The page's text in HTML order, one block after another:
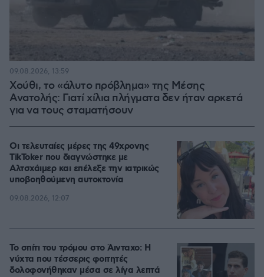
Χούθι, το «άλυτο πρόβλημα» της Μέσης
Ανατολής: Γιατί χίλια πλήγματα δεν ήταν αρκετά
για να τους σταματήσουν
09.08.2026, 13:59
Οι τελευταίες μέρες της 49χρονης
TikToker που διαγνώστηκε με
Αλτσχάιμερ και επέλεξε την ιατρικώς
υποβοηθούμενη αυτοκτονία
09.08.2026, 12:07
Το σπίτι του τρόμου στο Άινταχο: Η
νύχτα που τέσσερις φοιτητές
δολοφονήθηκαν μέσα σε λίγα λεπτά